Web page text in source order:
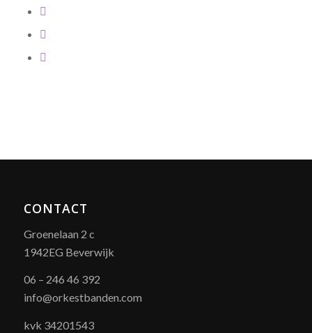
CONTACT
Groenelaan 2 c
1942EG Beverwijk
06 – 246 46 392
info@orkestbanden.com
kvk 34201543